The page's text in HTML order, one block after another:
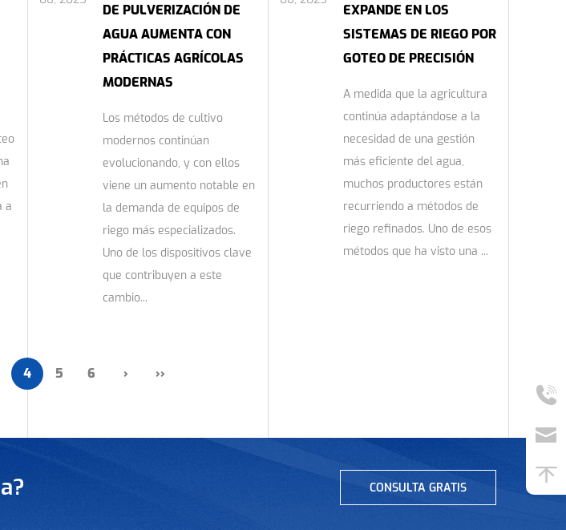
a
DE PULVERIZACIÓN DE
AGUA AUMENTA CON
PRÁCTICAS AGRÍCOLAS
MODERNAS
Los métodos de cultivo
modernos continúan
evolucionando, y con ellos
viene un aumento notable en
la demanda de equipos de
riego más especializados.
Uno de los dispositivos clave
que contribuyen a este
cambio...
EXPANDE EN LOS
SISTEMAS DE RIEGO POR
GOTEO DE PRECISIÓN
A medida que la agricultura
continúa adaptándose a la
necesidad de una gestión
más eficiente del agua,
muchos productores están
recurriendo a métodos de
riego refinados. Uno de esos
métodos que ha visto una ...
4 5 6 › ››
CONSULTA GRATIS